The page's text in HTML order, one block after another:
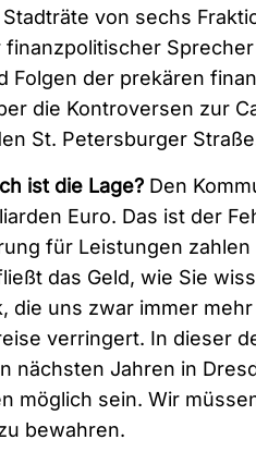
von sechs
finanzpolitischer
Folgen der prekären
die Kontroversen zur
St. Petersburger
ist die Lage? Den
Euro. Das ist der
für Leistungen
das Geld, wie Sie
die uns zwar immer
verringert. In dieser
nächsten Jahren in
möglich sein. Wir
bewahren.